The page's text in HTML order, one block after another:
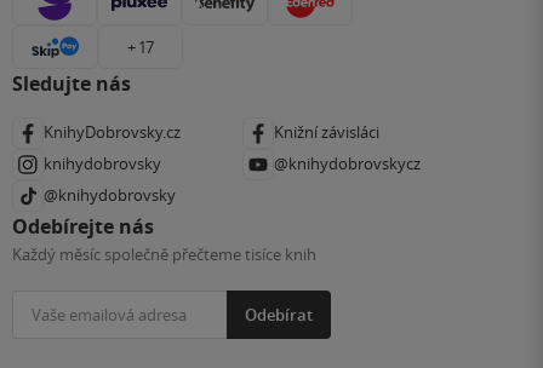
+ 17
Sledujte nás
KnihyDobrovsky.cz
Knižní závisláci
knihydobrovsky
@knihydobrovskycz
@knihydobrovsky
Odebírejte nás
Každý měsíc společně přečteme tisíce knih
Odebírat